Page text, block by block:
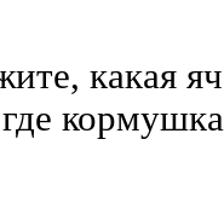
какая